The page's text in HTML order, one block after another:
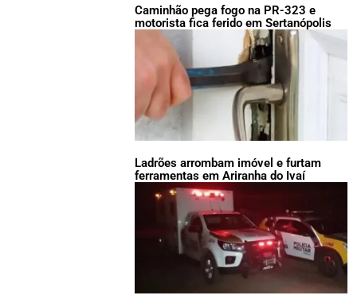
Caminhão pega fogo na PR-323 e
motorista fica ferido em Sertanópolis
Ladrões arrombam imóvel e furtam
ferramentas em Ariranha do Ivaí